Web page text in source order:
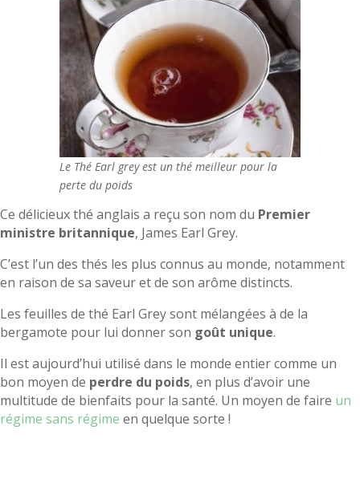
Le Thé Earl grey est un thé meilleur pour la
perte du poids
Ce délicieux thé anglais a reçu son nom du Premier
ministre britannique, James Earl Grey.
C’est l’un des thés les plus connus au monde, notamment
en raison de sa saveur et de son arôme distincts.
Les feuilles de thé Earl Grey sont mélangées à de la
bergamote pour lui donner son goût unique.
Il est aujourd’hui utilisé dans le monde entier comme un
bon moyen de perdre du poids, en plus d’avoir une
multitude de bienfaits pour la santé. Un moyen de faire un
régime sans régime en quelque sorte !